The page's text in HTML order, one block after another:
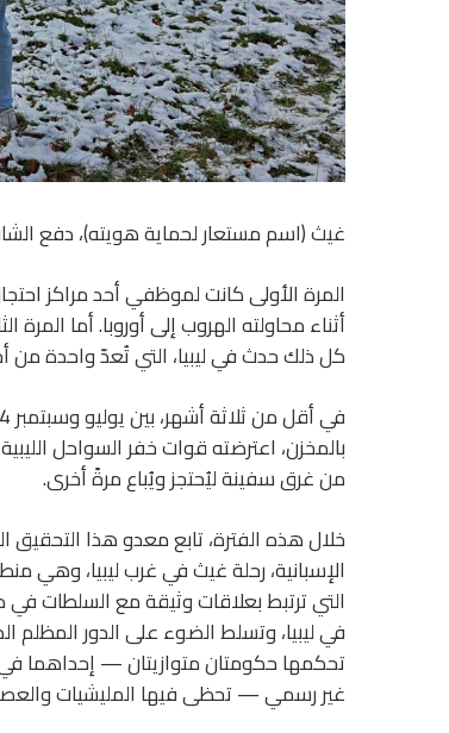
غيث (اسم مستعار لحماية هويته)، دفع
المرة الأولى كانت لموظفي أحد مراكز
أثناء محاولته الهروب إلى أوروبا. أما
كل ذلك حدث في ليبيا، التي تُعدّ واحدة من
بالمخزن، اعترضته قوات خفر السواحل
من غرق سفينة ليُحتجز ويُباع مرةً أخرى.
الإسبانية، رحلة غيث في غرب ليبيا، وهي
التي ترتبط بعلاقات وثيقة مع السلطات
في ليبيا، وتسلط الضوء على الدور المظلم
تحكمها حكومتان متوازيتان — إحداهما
غير رسمي — تحظى فيها المليشيات